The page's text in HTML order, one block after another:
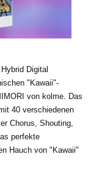
Digital
"Kawaii"-
von kolme. Das
40 verschiedenen
Chorus, Shouting,
perfekte
Hauch von "Kawaii"